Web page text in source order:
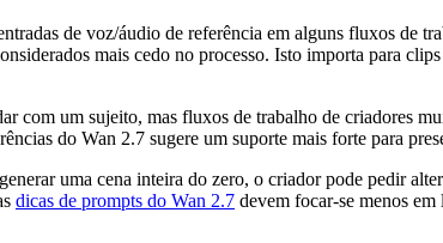
de voz/áudio de referência em alguns fluxos de
mais cedo no processo. Isto importa para
um sujeito, mas fluxos de trabalho de criadores
do Wan 2.7 sugere um suporte mais forte para
uma cena inteira do zero, o criador pode pedir
dicas de prompts do Wan 2.7 devem focar-se menos